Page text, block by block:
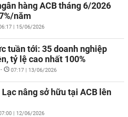
hàng ACB tháng 6/2026
năm
| 15/06/2026
tuần tới: 35 doanh nghiệp
tỷ lệ cao nhất 100%
- 07:17 | 13/06/2026
nâng sở hữu tại ACB lên
| 12/06/2026